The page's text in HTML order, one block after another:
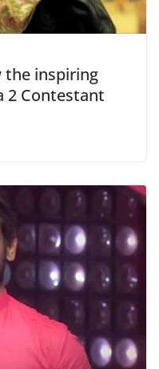
the inspiring
2 Contestant